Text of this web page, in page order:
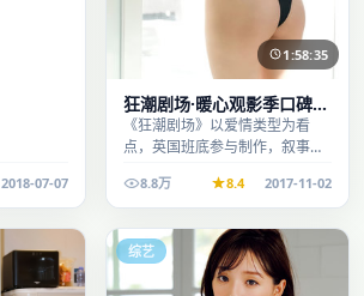
2018-07-07
1:58:35
狂潮剧场·暖心观影季口碑发
酵持续升温
《狂潮剧场》以爱情类型为看
点，英国班底参与制作，叙事完
看。8.8万 8.4 2017-11-02
综艺